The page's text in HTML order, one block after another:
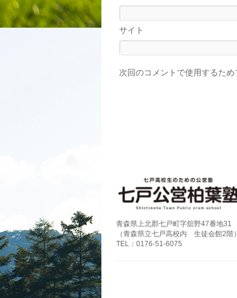
サイト
次回のコメントで使用するた
青森県上北郡七戸町字舘野47番地31
（青森県立七戸高校内 生徒会館2階）
TEL：0176-51-6075